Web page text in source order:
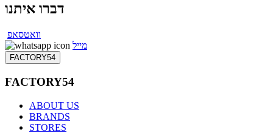
דברו איתנו
וואטסאפ
מייל
FACTORY54
FACTORY54
ABOUT US
BRANDS
STORES